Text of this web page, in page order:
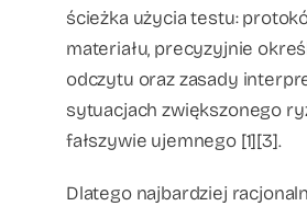
ścieżka użycia testu:
materiału, precyzyjnie
odczytu oraz zasady
sytuacjach zwiększonego
fałszywie ujemnego [1][3].
Dlatego najbardziej